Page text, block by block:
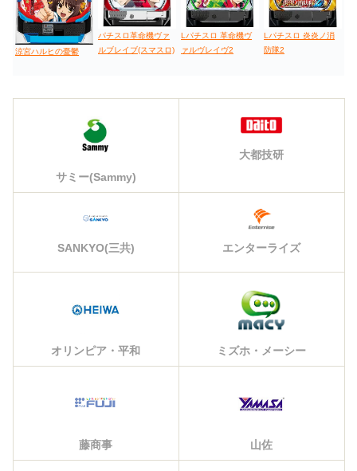
涼宮ハルヒの憂鬱
パチスロ革命機ヴァ
ルブレイブ(スマスロ)
Lパチスロ 革命機ヴ
ァルヴレイヴ2
Lパチスロ 炎炎ノ消
防隊2
サミー(Sammy)
大都技研
SANKYO(三共) エンターライズ
オリンピア・平和 ミズホ・メーシー
藤商事 山佐